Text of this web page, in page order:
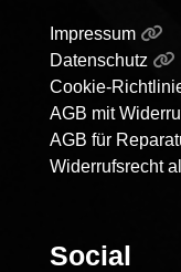
Impressum
Datenschutz
Cookie-
AGB mit
AGB für
Widerrufsrecht
Social